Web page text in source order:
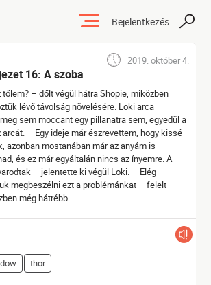
Bejelentkezés
2019. október 4.
16: A szoba
– dőlt végül hátra Shopie, miközben
lévő távolság növelésére. Loki arca
sem moccant egy pillanatra sem, egyedül a
– Egy ideje már észrevettem, hogy kissé
azonban mostanában már az anyám is
és ez már egyáltalán nincs az ínyemre. A
– jelentette ki végül Loki. – Elég
megbeszélni ezt a problémánkat – felelt
még hátrébb...
thor